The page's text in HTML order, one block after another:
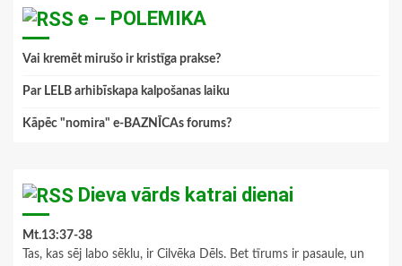
e – POLEMIKA
Vai kremēt mirušo ir kristīga prakse?
Par LELB arhibīskapa kalpošanas laiku
Kāpēc "nomira" e-BAZNĪCAs forums?
Dieva vārds katrai dienai
Mt.13:37-38
Tas, kas sēj labo sēklu, ir Cilvēka Dēls. Bet tīrums ir pasaule, un